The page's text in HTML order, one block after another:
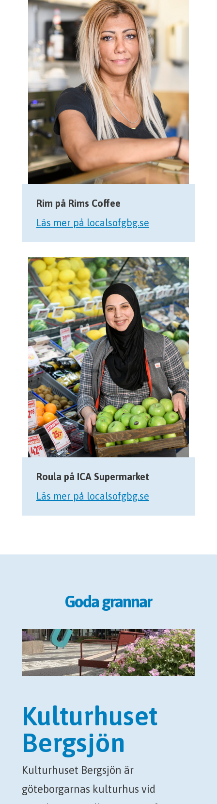
Rim på Rims Coffee
Läs mer på localsofgbg.se
Roula på ICA Supermarket
Läs mer på localsofgbg.se
Goda grannar
Kulturhuset
Bergsjön
Kulturhuset Bergsjön är
göteborgarnas kulturhus vid